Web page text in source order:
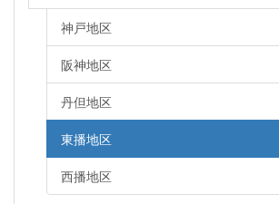
神戸地区
阪神地区
丹但地区
東播地区
西播地区